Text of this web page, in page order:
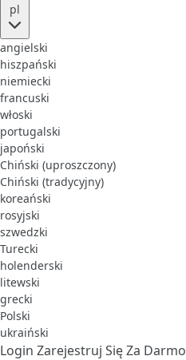
pl
angielski
hiszpański
niemiecki
francuski
włoski
portugalski
japoński
Chiński (uproszczony)
Chiński (tradycyjny)
koreański
rosyjski
szwedzki
Turecki
holenderski
litewski
grecki
Polski
ukraiński
Login Zarejestruj Się Za Darmo